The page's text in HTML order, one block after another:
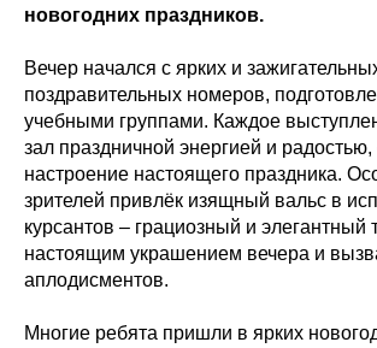
новогодних праздников.
Вечер начался с ярких и
поздравительных номеров,
учебными группами. Каждое
зал праздничной энергией и радостью,
настроение настоящего праздника.
зрителей привлёк изящный вальс в
курсантов – грациозный и элегантный
настоящим украшением вечера и
аплодисментов.
Многие ребята пришли в ярких